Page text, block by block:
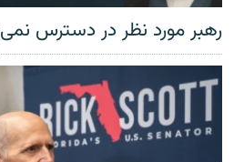
رهبر مورد نظر در دسترس